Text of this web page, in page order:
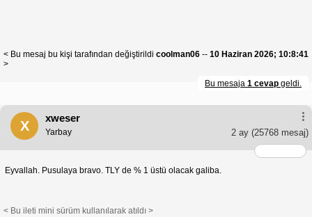
< Bu mesaj bu kişi tarafından değiştirildi coolman06 -- 10 Haziran 2026; 10:8:41
>
Bu mesaja 1 cevap geldi.
X
xweser
2 ay (25768 mesaj)
Yarbay
Eyvallah. Pusulaya bravo. TLY de % 1 üstü olacak galiba.
< Bu ileti mini sürüm kullanılarak atıldı >